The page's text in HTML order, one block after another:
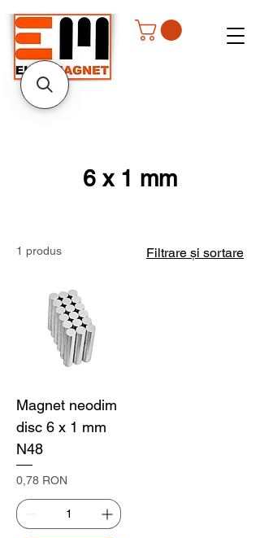
6 x 1 mm
1 produs Filtrare și sortare
Magnet neodim
disc 6 x 1 mm
N48
Preț
0,78 RON